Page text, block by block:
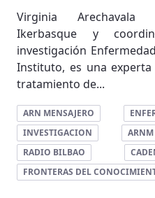
Virginia Arechavala
Ikerbasque y
investigación
Instituto, es una
tratamiento de...
ARN MENSAJERO
INVESTIGACION
ARNM
RADIO BILBAO
FRONTERAS DEL